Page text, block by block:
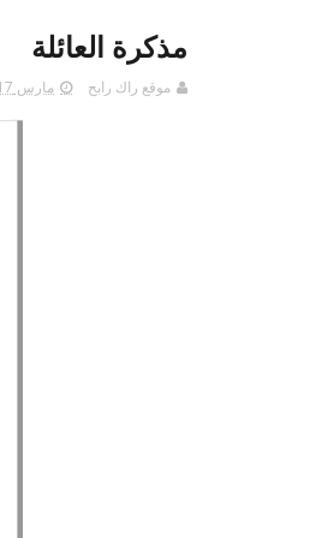
مذكرة العائلة
موقع راك رابح مارس 17, 2019